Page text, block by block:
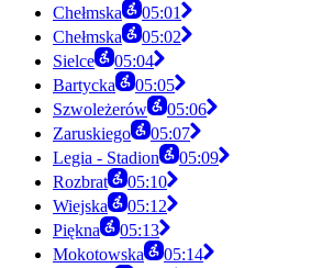
Chełmska
05:01
Chełmska
05:02
Sielce
05:04
Bartycka
05:05
Szwoleżerów
05:06
Zaruskiego
05:07
Legia - Stadion
05:09
Rozbrat
05:10
Wiejska
05:12
Piękna
05:13
Mokotowska
05:14